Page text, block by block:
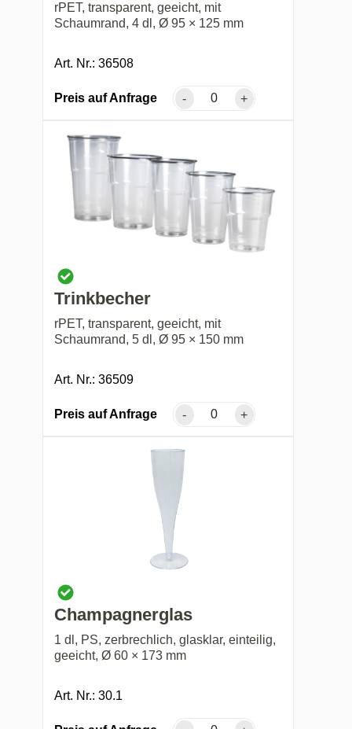
rPET, transparent, geeicht, mit
Schaumrand, 4 dl, Ø 95 × 125 mm
Art. Nr.: 36508
Preis auf Anfrage - +
Trinkbecher
rPET, transparent, geeicht, mit
Schaumrand, 5 dl, Ø 95 × 150 mm
Art. Nr.: 36509
Preis auf Anfrage - +
Champagnerglas
1 dl, PS, zerbrechlich, glasklar, einteilig,
geeicht, Ø 60 × 173 mm
Art. Nr.: 30.1